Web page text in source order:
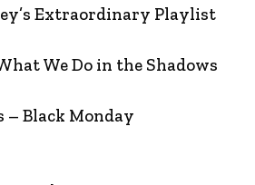
Extraordinary Playlist
We Do in the Shadows
– Black Monday